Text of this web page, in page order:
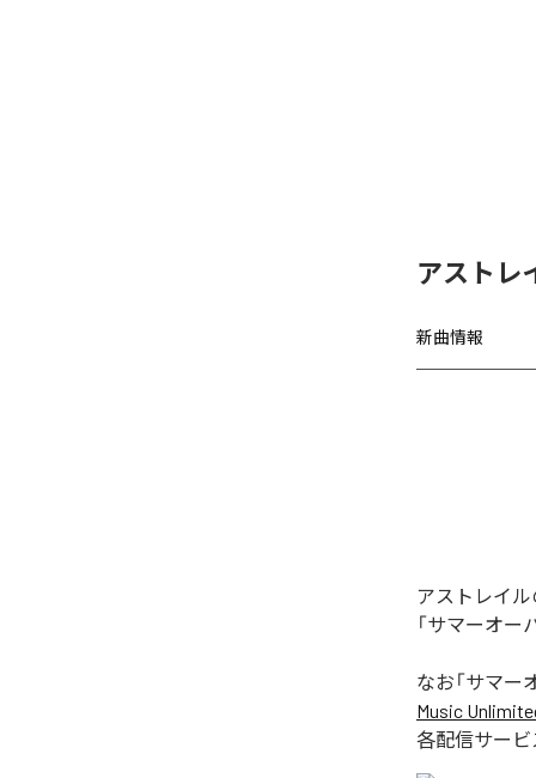
アストレ
新曲情報
アストレイル
「サマーオー
なお「サマー
Music
各配信サービ